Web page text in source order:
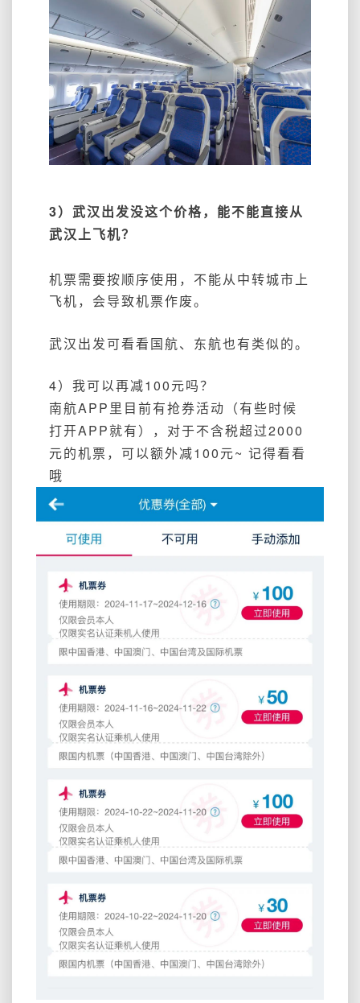
3）武汉出发没这个价格，能不能直接从
武汉上飞机？
机票需要按顺序使用，不能从中转城市上
飞机，会导致机票作废。
武汉出发可看看国航、东航也有类似的。
4）我可以再减100元吗？
南航APP里目前有抢券活动（有些时候
打开APP就有），对于不含税超过2000
元的机票，可以额外减100元~ 记得看看
哦